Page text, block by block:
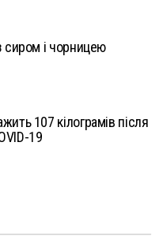
сиром і чорницею
107 кілограмів після
19